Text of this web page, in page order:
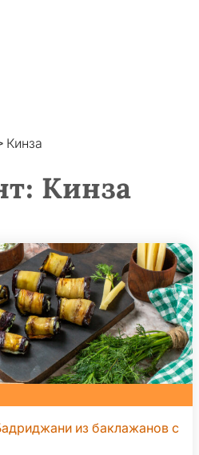
Кинза
Кинза
из баклажанов с